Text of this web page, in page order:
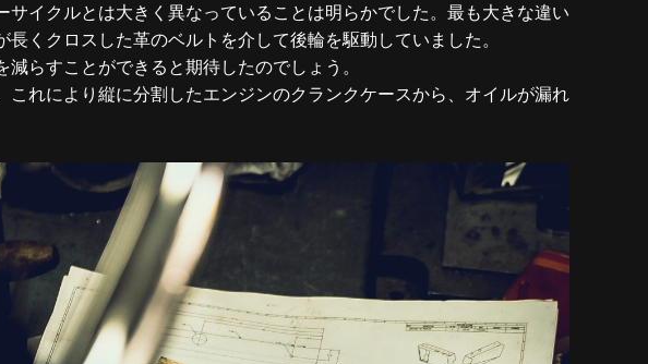
イクルとは大きく異なっていることは明らかでした。最も大きな違い
くクロスした革のベルトを介して後輪を駆動していました。
らすことができると期待したのでしょう。
れにより縦に分割したエンジンのクランクケースから、オイルが漏れ